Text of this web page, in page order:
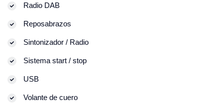
Radio DAB
Reposabrazos
Sintonizador / Radio
Sistema start / stop
USB
Volante de cuero